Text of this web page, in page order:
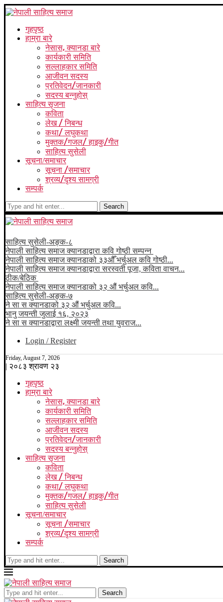
गृहपृष्ठ
हाम्रा बारे
नेसास, क्यानडा बारे
कार्यकारी समिति
सल्लाहकार समिति
आजीवन सदस्य
प्रतिवेदन/जानकारी
सदस्य बन्नुहोस्
साहित्य सृजना
कविता
लेख / निबन्ध
कथा/ लघुकथा
मुक्तक/गजल/ हाइकु/गीत
साहित्य सुसेली
सूचना/समाचार
सूचना /समाचार
श्रव्य/दृश्य सामग्री
सम्पर्क
Search
साहित्य सुसेली-अङ्क-८
नेपाली साहित्य समाज क्यानडाद्वारा कवि गोष्ठी सम्पन्न
नेपाली साहित्य समाज क्यानडाको ३३औँ भर्चुअल कवि गोष्ठी...
नेपाली साहित्य समाज क्यानडाद्वारा सरस्वती पूजा, कविता वाचन...
ठीक/बेठिक
नेपाली साहित्य समाज क्यानडाको ३२ औं भर्चुअल कवि...
साहित्य सुसेली-अङ्क-७
ने सा स क्यानडाको ३२ औं भर्चुअल कवि...
भानु जयन्ती जुलाई १६, २०२३
ने सा स क्यानडाद्वारा लक्ष्मी जयन्ती तथा युवराज...
Login / Register
Friday, August 7, 2026
| २०८३ श्रावण २३
गृहपृष्ठ
हाम्रा बारे
नेसास, क्यानडा बारे
कार्यकारी समिति
सल्लाहकार समिति
आजीवन सदस्य
प्रतिवेदन/जानकारी
सदस्य बन्नुहोस्
साहित्य सृजना
कविता
लेख / निबन्ध
कथा/ लघुकथा
मुक्तक/गजल/ हाइकु/गीत
साहित्य सुसेली
सूचना/समाचार
सूचना /समाचार
श्रव्य/दृश्य सामग्री
सम्पर्क
Search
Search